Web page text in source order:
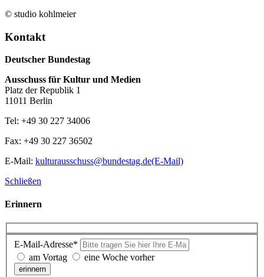
© studio kohlmeier
Kontakt
Deutscher Bundestag
Ausschuss für Kultur und Medien
Platz der Republik 1
11011 Berlin
Tel: +49 30 227 34006
Fax: +49 30 227 36502
E-Mail: kulturausschuss@bundestag.de(E-Mail)
Schließen
Erinnern
E-Mail-Adresse*
am Vortag
eine Woche vorher
erinnern